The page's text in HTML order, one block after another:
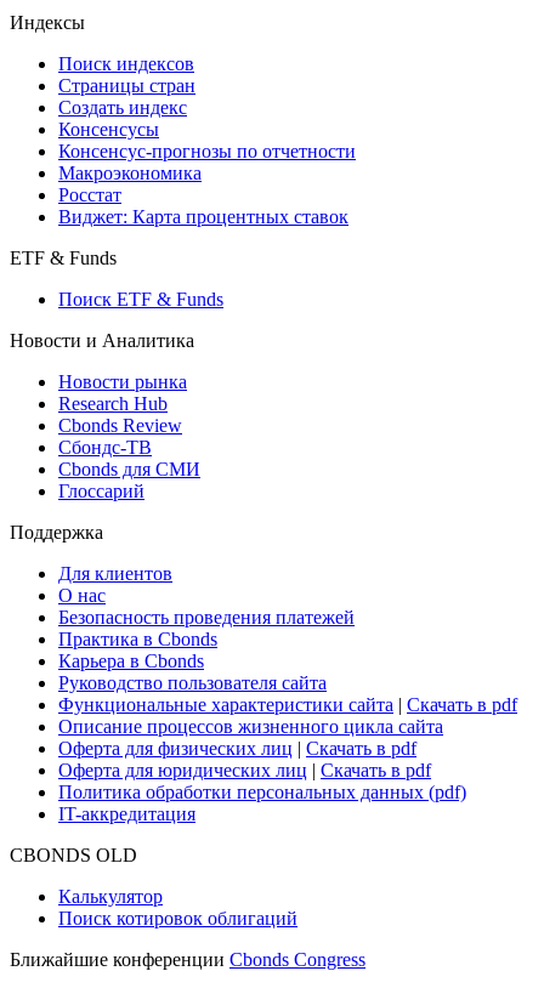
Индексы
Поиск индексов
Страницы стран
Создать индекс
Консенсусы
Консенсус-прогнозы по отчетности
Макроэкономика
Росстат
Виджет: Карта процентных ставок
ETF & Funds
Поиск ETF & Funds
Новости и Аналитика
Новости рынка
Research Hub
Cbonds Review
Сбондс-ТВ
Cbonds для СМИ
Глоссарий
Поддержка
Для клиентов
О нас
Безопасность проведения платежей
Практика в Cbonds
Карьера в Cbonds
Руководство пользователя сайта
Функциональные характеристики сайта | Скачать в pdf
Описание процессов жизненного цикла сайта
Оферта для физических лиц | Скачать в pdf
Оферта для юридических лиц | Скачать в pdf
Политика обработки персональных данных (pdf)
IT-аккредитация
CBONDS OLD
Калькулятор
Поиск котировок облигаций
Ближайшие конференции Cbonds Congress